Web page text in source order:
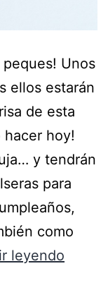
Unos
ellos estarán
de esta
hacer hoy!
y tendrán
para
como
leyendo